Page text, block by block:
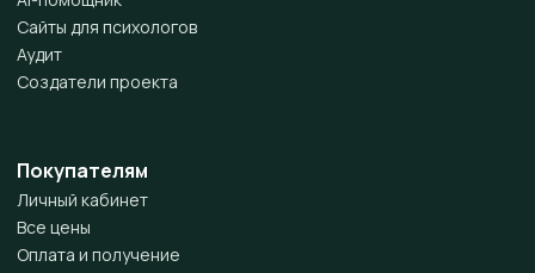
Сайты для психологов
Аудит
Создатели проекта
Покупателям
Личный кабинет
Все цены
Оплата и получение